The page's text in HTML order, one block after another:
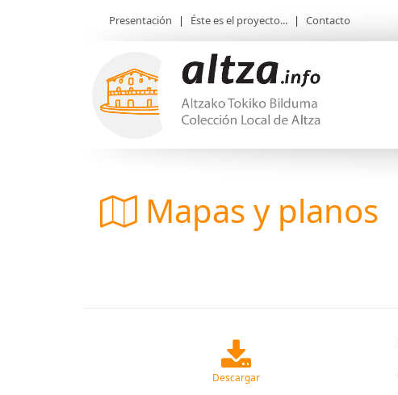
Presentación | Éste es el proyecto... | Contacto
Mapas y planos
Descargar